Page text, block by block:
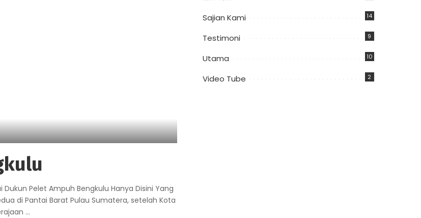
Pelet Ampuh Bengkulu Hanya Disini Yang
di Pantai Barat Pulau Sumatera, setelah Kota
...
Sajian Kami 14
Testimoni 9
Utama 10
Video Tube 2